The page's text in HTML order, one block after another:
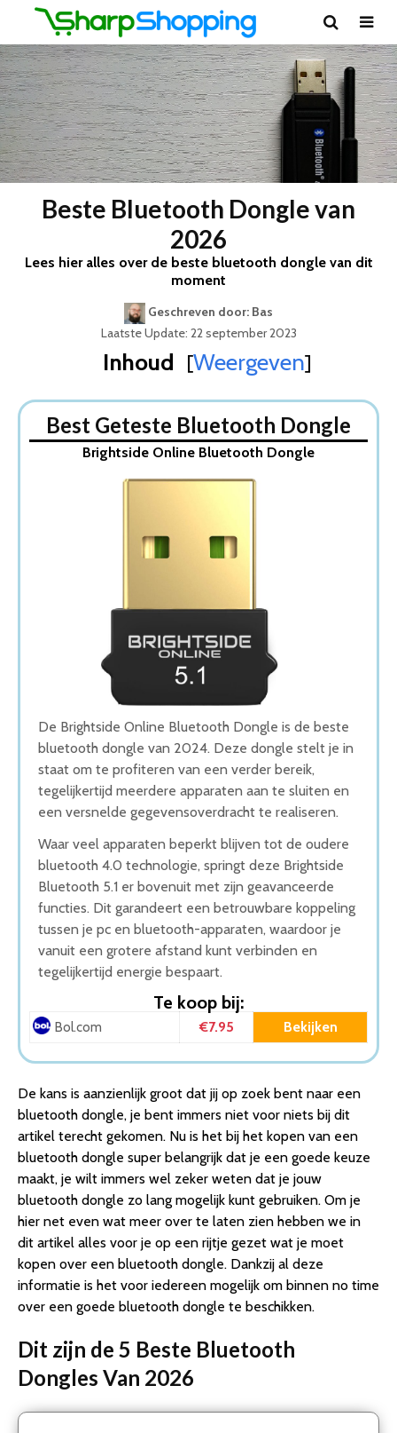
Beste Bluetooth Dongle van
2026
Lees hier alles over de beste bluetooth dongle van dit
moment
Geschreven door: Bas
Laatste Update: 22 september 2023
Inhoud [Weergeven]
1. Brightside Online Bluetooth Dongle
2. Vues Bluetooth Dongle
3. Bluetooth 5.1 Bluetooth dongle
Wat is de beste Bluetooth Dongle van 2026
1. Beste Bluetooth Dongle van 2026
3. Goede Prijs-Kwaliteit Bluetooth Dongle
5. Beste Budget Bluetooth Dongle van 2026
Best Geteste Bluetooth Dongle
Brightside Online Bluetooth Dongle
De Brightside Online Bluetooth Dongle is de beste
bluetooth dongle van 2024. Deze dongle stelt je in
staat om te profiteren van een verder bereik,
tegelijkertijd meerdere apparaten aan te sluiten en
een versnelde gegevensoverdracht te realiseren.
Waar veel apparaten beperkt blijven tot de oudere
bluetooth 4.0 technologie, springt deze Brightside
Bluetooth 5.1 er bovenuit met zijn geavanceerde
functies. Dit garandeert een betrouwbare koppeling
tussen je pc en bluetooth-apparaten, waardoor je
vanuit een grotere afstand kunt verbinden en
tegelijkertijd energie bespaart.
Te koop bij:
Bol.com €7.95 Bekijken
De kans is aanzienlijk groot dat jij op zoek bent naar een
bluetooth dongle, je bent immers niet voor niets bij dit
artikel terecht gekomen. Nu is het bij het kopen van een
bluetooth dongle super belangrijk dat je een goede keuze
maakt, je wilt immers wel zeker weten dat je jouw
bluetooth dongle zo lang mogelijk kunt gebruiken. Om je
hier net even wat meer over te laten zien hebben we in
dit artikel alles voor je op een rijtje gezet wat je moet
kopen over een bluetooth dongle. Dankzij al deze
informatie is het voor iedereen mogelijk om binnen no time
over een goede bluetooth dongle te beschikken.
Dit zijn de 5 Beste Bluetooth
Dongles Van 2026